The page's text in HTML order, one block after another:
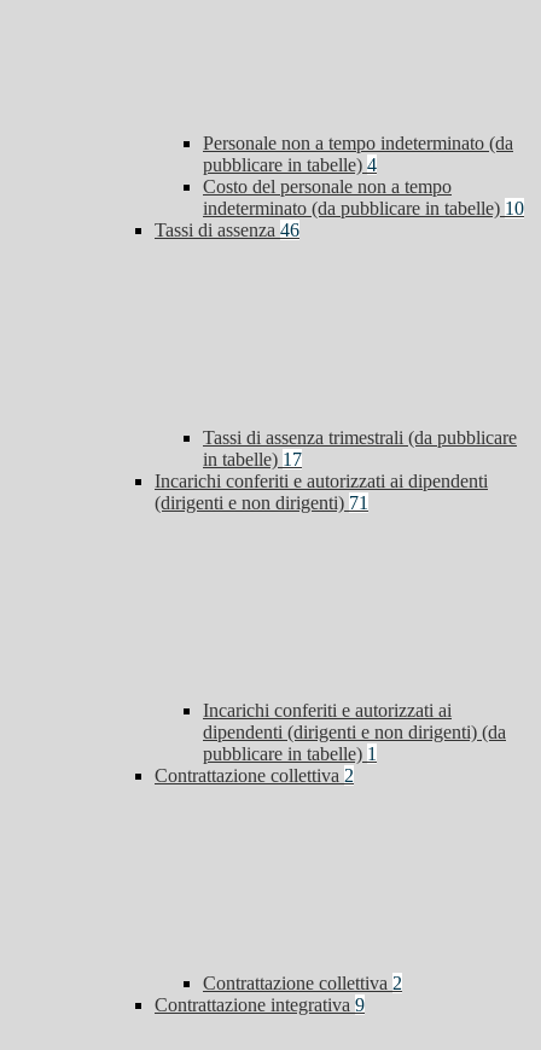
Personale non a tempo indeterminato (da
pubblicare in tabelle) 4
Costo del personale non a tempo
indeterminato (da pubblicare in tabelle) 10
Tassi di assenza 46
Tassi di assenza trimestrali (da pubblicare
in tabelle) 17
Incarichi conferiti e autorizzati ai dipendenti
(dirigenti e non dirigenti) 71
Incarichi conferiti e autorizzati ai
dipendenti (dirigenti e non dirigenti) (da
pubblicare in tabelle) 1
Contrattazione collettiva 2
Contrattazione collettiva 2
Contrattazione integrativa 9